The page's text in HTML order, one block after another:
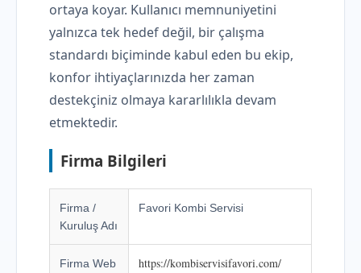
ortaya koyar. Kullanıcı memnuniyetini
yalnızca tek hedef değil, bir çalışma
standardı biçiminde kabul eden bu ekip,
konfor ihtiyaçlarınızda her zaman
destekçiniz olmaya kararlılıkla devam
etmektedir.
Firma Bilgileri
Firma /
Kuruluş Adı
Favori Kombi Servisi
Firma Web
https://kombiservisifavori.com/